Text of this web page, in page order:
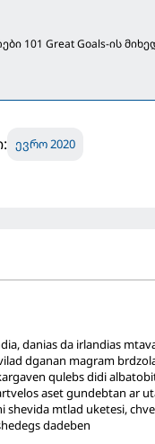
101 Great Goals-ის
ევრო 2020
danias da irlandias
dganan magram
qulebs didi
aset gundebtan ar
mtlad uketesi,
dadeben